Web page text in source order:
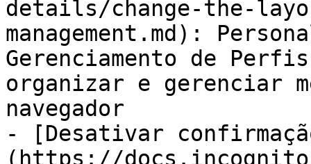
details/change-the-
management.md):
Gerenciamento de
organizar e gerenciar
navegador
- [Desativar
(https://